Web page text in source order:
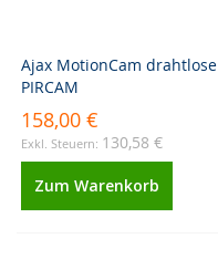
Ajax MotionCam drahtlose
PIRCAM
158,00 €
130,58 €
Zum Warenkorb